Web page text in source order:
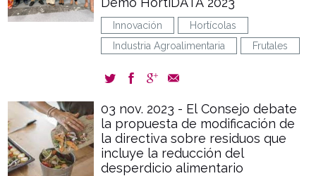
Innovación
Hortícolas
Industria Agroalimentaria
Frutales
03 nov. 2023 - El Consejo debate
la propuesta de modificación de
la directiva sobre residuos que
incluye la reducción del
desperdicio alimentario